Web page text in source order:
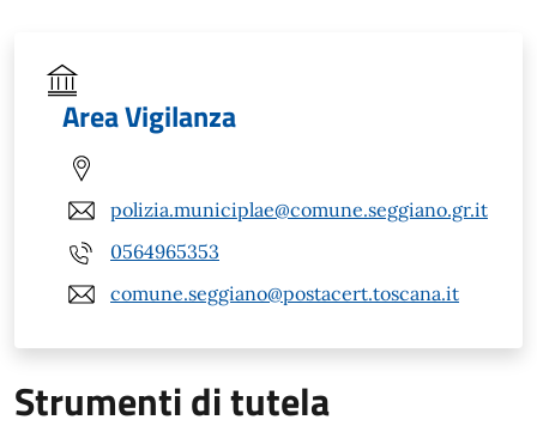
Area Vigilanza
polizia.municiplae@comune.seggiano.gr.it
0564965353
comune.seggiano@postacert.toscana.it
Strumenti di tutela